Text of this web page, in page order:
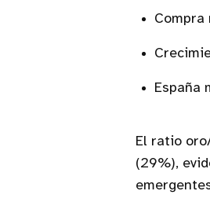
España
El ratio
(29%),